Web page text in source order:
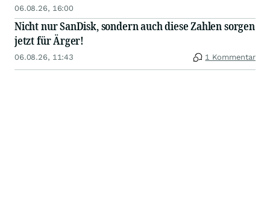
06.08.26, 16:00
Nicht nur SanDisk, sondern auch diese Zahlen sorgen
jetzt für Ärger!
06.08.26, 11:43 1 Kommentar